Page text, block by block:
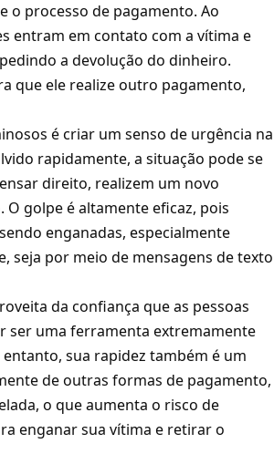
o processo de pagamento. Ao
entram em contato com a vítima e
a devolução do dinheiro.
que ele realize outro pagamento,
é criar um senso de urgência na
rapidamente, a situação pode se
direito, realizem um novo
golpe é altamente eficaz, pois
enganadas, especialmente
seja por meio de mensagens de texto
da confiança que as pessoas
ser uma ferramenta extremamente
sua rapidez também é um
de outras formas de pagamento,
o que aumenta o risco de
enganar sua vítima e retirar o